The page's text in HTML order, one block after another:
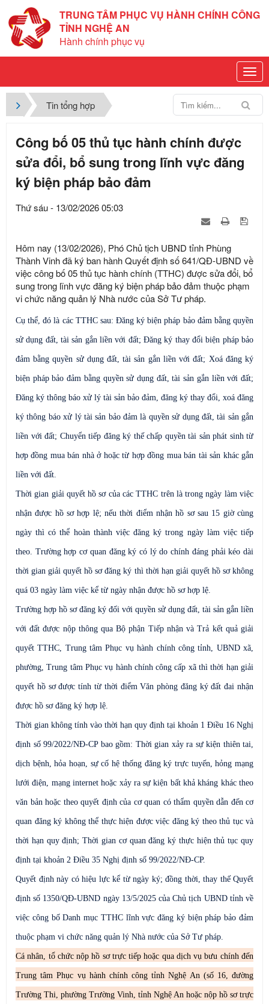
TRUNG TÂM PHỤC VỤ HÀNH CHÍNH CÔNG
TỈNH NGHỆ AN
Hành chính phục vụ
Tin tổng hợp
Công bố 05 thủ tục hành chính được
sửa đổi, bổ sung trong lĩnh vực đăng
ký biện pháp bảo đảm
Thứ sáu - 13/02/2026 05:03
Hôm nay (13/02/2026), Phó Chủ tịch UBND tỉnh Phùng
Thành Vinh đã ký ban hành Quyết định số 641/QĐ-UBND về
việc công bố 05 thủ tục hành chính (TTHC) được sửa đổi, bổ
sung trong lĩnh vực đăng ký biện pháp bảo đảm thuộc phạm
vi chức năng quản lý Nhà nước của Sở Tư pháp.
Cụ thể, đó là các TTHC sau: Đăng ký biện pháp bảo đảm bằng quyền
sử dụng đất, tài sản gắn liền với đất; Đăng ký thay đổi biện pháp bảo
đảm bằng quyền sử dụng đất, tài sản gắn liền với đất; Xoá đăng ký
biện pháp bảo đảm bằng quyền sử dụng đất, tài sản gắn liền với đất;
Đăng ký thông báo xử lý tài sản bảo đảm, đăng ký thay đổi, xoá đăng
ký thông báo xử lý tài sản bảo đảm là quyền sử dụng đất, tài sản gắn
liền với đất; Chuyển tiếp đăng ký thế chấp quyền tài sản phát sinh từ
hợp đồng mua bán nhà ở hoặc từ hợp đồng mua bán tài sản khác gắn
liền với đất.
Thời gian giải quyết hồ sơ của các TTHC trên là trong ngày làm việc
nhận được hồ sơ hợp lệ; nếu thời điểm nhận hồ sơ sau 15 giờ cùng
ngày thì có thể hoàn thành việc đăng ký trong ngày làm việc tiếp
theo. Trường hợp cơ quan đăng ký có lý do chính đáng phải kéo dài
thời gian giải quyết hồ sơ đăng ký thì thời hạn giải quyết hồ sơ không
quá 03 ngày làm việc kể từ ngày nhận được hồ sơ hợp lệ.
Trường hợp hồ sơ đăng ký đối với quyền sử dụng đất, tài sản gắn liền
với đất được nộp thông qua Bộ phận Tiếp nhận và Trả kết quả giải
quyết TTHC, Trung tâm Phục vụ hành chính công tỉnh, UBND xã,
phường, Trung tâm Phục vụ hành chính công cấp xã thì thời hạn giải
quyết hồ sơ được tính từ thời điểm Văn phòng đăng ký đất đai nhận
được hồ sơ đăng ký hợp lệ.
Thời gian không tính vào thời hạn quy định tại khoản 1 Điều 16 Nghị
định số 99/2022/NĐ-CP bao gồm: Thời gian xảy ra sự kiện thiên tai,
dịch bệnh, hỏa hoạn, sự cố hệ thống đăng ký trực tuyến, hỏng mạng
lưới điện, mạng internet hoặc xảy ra sự kiện bất khả kháng khác theo
văn bản hoặc theo quyết định của cơ quan có thẩm quyền dẫn đến cơ
quan đăng ký không thể thực hiện được việc đăng ký theo thủ tục và
thời hạn quy định; Thời gian cơ quan đăng ký thực hiện thủ tục quy
định tại khoản 2 Điều 35 Nghị định số 99/2022/NĐ-CP.
Quyết định này có hiệu lực kể từ ngày ký; đồng thời, thay thế Quyết
định số 1350/QĐ-UBND ngày 13/5/2025 của Chủ tịch UBND tỉnh về
việc công bố Danh mục TTHC lĩnh vực đăng ký biện pháp bảo đảm
thuộc phạm vi chức năng quản lý Nhà nước của Sở Tư pháp.
Cá nhân, tổ chức nộp hồ sơ trực tiếp hoặc qua dịch vụ bưu chính đến
Trung tâm Phục vụ hành chính công tỉnh Nghệ An (số 16, đường
Trường Thi, phường Trường Vinh, tỉnh Nghệ An hoặc nộp hồ sơ trực